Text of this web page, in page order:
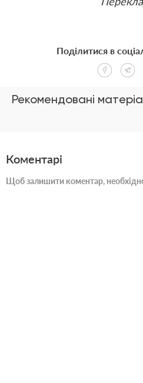
Рекомендовані
Поділитися в
Коментарі
Щоб залишити коментар,